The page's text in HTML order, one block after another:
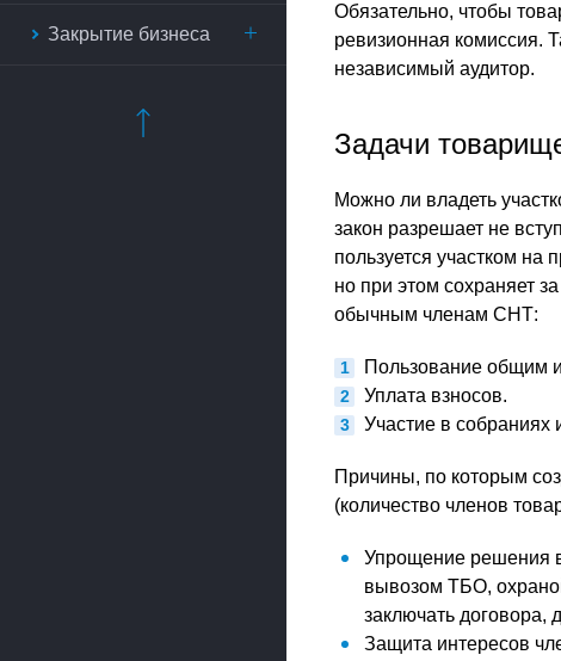
Закрытие бизнеса
Обязательно, чтобы
ревизионная комиссия.
независимый аудитор.
Задачи
Можно ли владеть
закон разрешает не
пользуется участком на
но при этом сохраняет
обычным членам СНТ:
Пользование общим
Уплата взносов.
Участие в собраниях
Причины, по которым
(количество членов
Упрощение решения
вывозом ТБО,
заключать договора,
Защита интересов